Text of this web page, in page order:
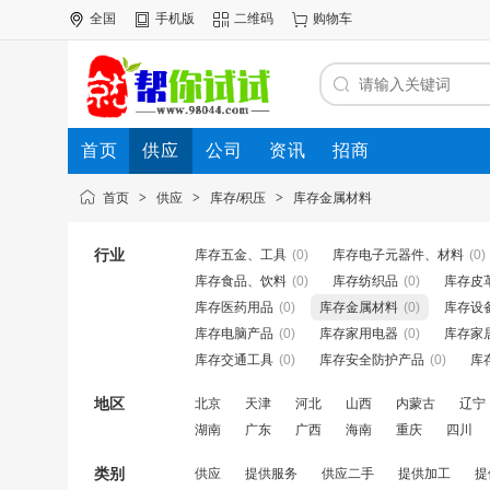
全国 手机版 二维码 购物车
首页 供应 公司 资讯 招商
首页 > 供应 > 库存/积压 > 库存金属材料
行业 库存五金、工具 (0) 库存电子元器件、材料 (0)
库存食品、饮料 (0) 库存纺织品 (0)
库存皮
库存医药用品 (0) 库存金属材料 (0)
库存设
库存电脑产品 (0) 库存家用电器 (0)
库存家
库存交通工具 (0) 库存安全防护产品 (0) 库
地区 北京 天津 河北 山西 内蒙古
辽宁
湖南
广东 广西 海南 重庆 四川
类别 供应 提供服务 供应二手 提供加工